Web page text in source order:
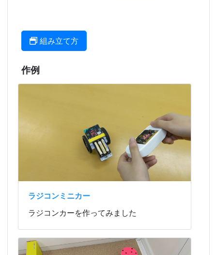
組み立て方
作例
ラジコンミニカー
ラジコンカーを作ってみました